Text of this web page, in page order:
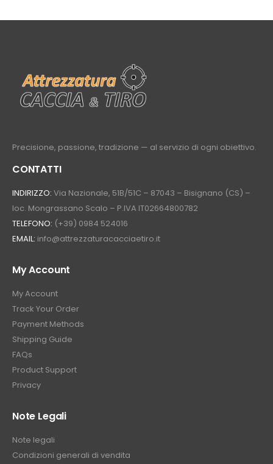
Precisione, passione, tradizione — al servizio di ogni obiettivo.
CONTATTI
INDIRIZZO: Via Nazionale, 51B/51C – 87043 – Bisignano (CS) –
loc. Mongrassano Scalo – P.IVA IT02664800782
TELEFONO: (+39) 0984 524016
EMAIL: info@attrezzaturacacciaetiro.it
My Account
My Account
Track Your Order
Payment Methods
Shipping Guide
FAQs
Product Support
Privacy
Note Legali
Note legali
Condizioni generali di vendita